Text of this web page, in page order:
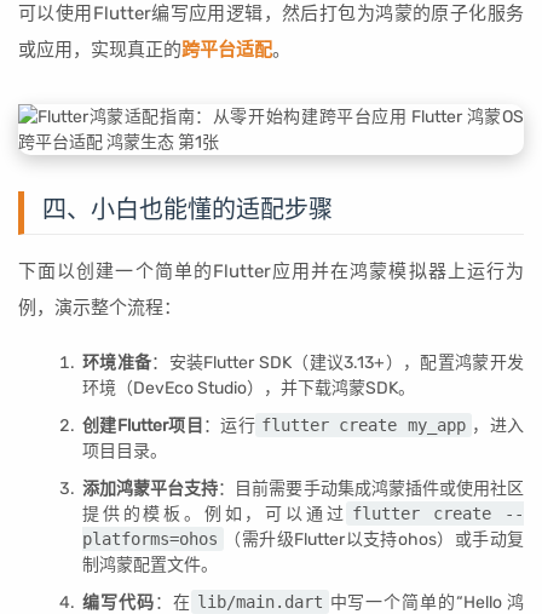
可以使用Flutter编写应用逻辑，然后打包为鸿蒙的原子化服务
或应用，实现真正的跨平台适配。
四、小白也能懂的适配步骤
下面以创建一个简单的Flutter应用并在鸿蒙模拟器上运行为
例，演示整个流程：
环境准备：安装Flutter SDK（建议3.13+），配置鸿蒙开发
环境（DevEco Studio），并下载鸿蒙SDK。
创建Flutter项目 ：运行 flutter create my_app ，进入
项目目录。
添加鸿蒙平台支持：目前需要手动集成鸿蒙插件或使用社区
提供的模板。例如，可以通过 flutter create --
platforms=ohos
（需升级Flutter以支持ohos）或手动复
制鸿蒙配置文件。
编写代码：在 lib/main.dart 中写一个简单的“Hello 鸿